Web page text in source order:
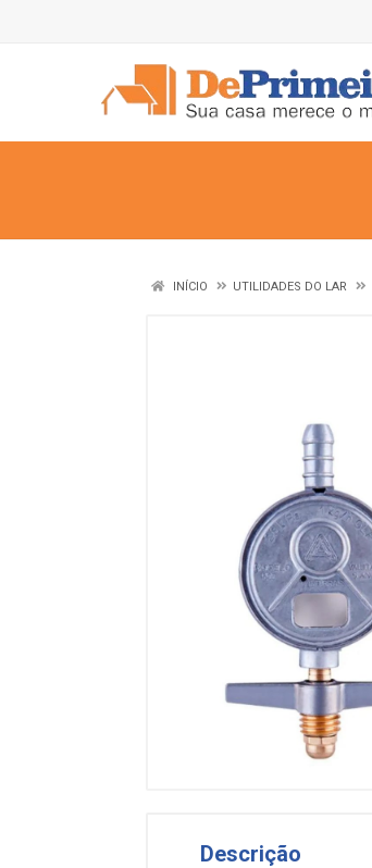
INÍCIO UTILIDADES DO LAR
Descrição